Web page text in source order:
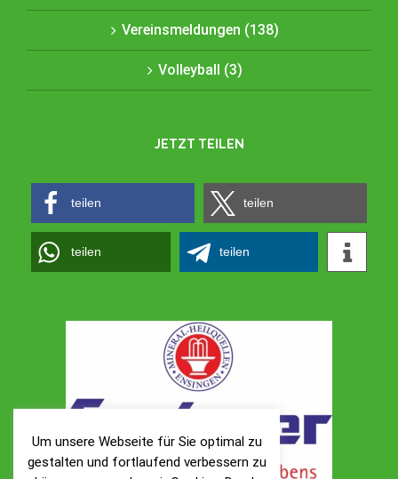
Vereinsmeldungen (138)
Volleyball (3)
JETZT TEILEN
teilen teilen
teilen teilen
Um unsere Webseite für Sie optimal zu
gestalten und fortlaufend verbessern zu